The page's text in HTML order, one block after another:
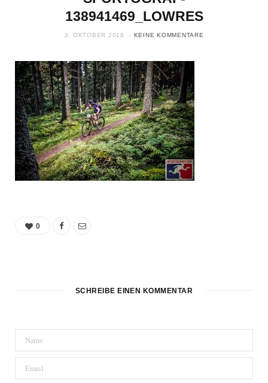
138941469_LOWRES
3. OKTOBER 2018 KEINE KOMMENTARE
0
SCHREIBE EINEN KOMMENTAR